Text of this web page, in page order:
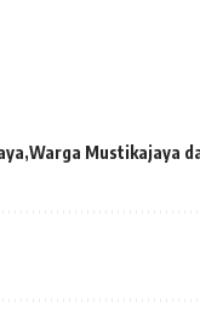
Warga Mustikajaya